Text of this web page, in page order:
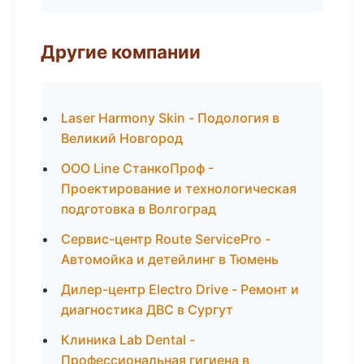
Другие компании
Laser Harmony Skin - Подология в
Великий Новгород
ООО Line СтанкоПроф -
Проектирование и технологическая
подготовка в Волгоград
Сервис-центр Route ServicePro -
Автомойка и детейлинг в Тюмень
Дилер-центр Electro Drive - Ремонт и
диагностика ДВС в Сургут
Клиника Lab Dental -
Профессиональная гигиена в